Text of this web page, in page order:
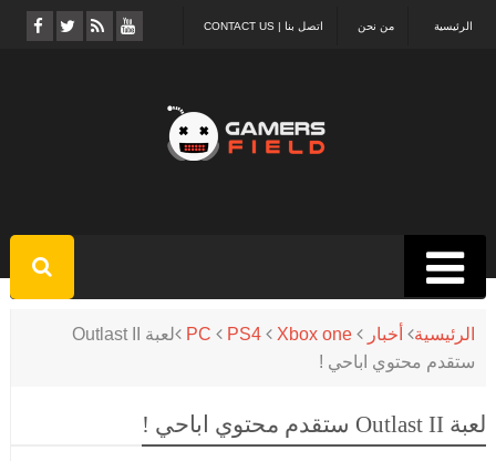
اتصل بنا | CONTACT US من نحن الرئيسية
الرئيسية أخبار PC PS4 Xbox one
لعبة Outlast II
ستقدم محتوي اباحي !
لعبة Outlast II ستقدم محتوي اباحي !